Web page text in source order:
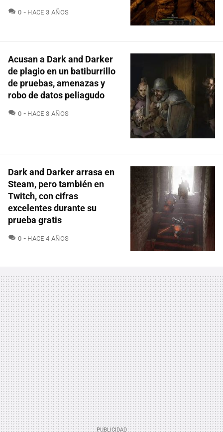
0 COMENTARIOS
HACE 3 AÑOS
Acusan a Dark and Darker
de plagio en un batiburrillo
de pruebas, amenazas y
robo de datos peliagudo
0 COMENTARIOS
HACE 3 AÑOS
Dark and Darker arrasa en
Steam, pero también en
Twitch, con cifras
excelentes durante su
prueba gratis
0 COMENTARIOS
HACE 4 AÑOS